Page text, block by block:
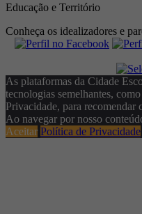
Educação e Território
Conheça os idealizadores e
As plataformas da Cidade
tecnologias semelhantes,
Privacidade, para recomendar
Ao navegar por nosso
Aceitar Política de Privacidade